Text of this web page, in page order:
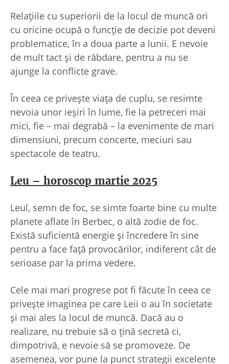
Relațiile cu superiorii de la locul de muncă ori
cu oricine ocupă o funcție de decizie pot deveni
problematice, în a doua parte a lunii. E nevoie
de mult tact și de răbdare, pentru a nu se
ajunge la conflicte grave.
În ceea ce privește viața de cuplu, se resimte
nevoia unor ieșiri în lume, fie la petreceri mai
mici, fie – mai degrabă – la evenimente de mari
dimensiuni, precum concerte, meciuri sau
spectacole de teatru.
Leu – horoscop martie 2025
Leul, semn de foc, se simte foarte bine cu multe
planete aflate în Berbec, o altă zodie de foc.
Există suficientă energie și încredere în sine
pentru a face față provocărilor, indiferent cât de
serioase par la prima vedere.
Cele mai mari progrese pot fi făcute în ceea ce
privește imaginea pe care Leii o au în societate
și mai ales la locul de muncă. Dacă au o
realizare, nu trebuie să o țină secretă ci,
dimpotrivă, e nevoie să se promoveze. De
asemenea, vor pune la punct strategii excelente